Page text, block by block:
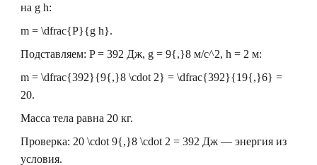
на g h:
m = \dfrac{P}{g h}.
Подставляем: P = 392 Дж, g = 9{,}8 м/с^2, h = 2 м:
m = \dfrac{392}{9{,}8 \cdot 2} = \dfrac{392}{19{,}6} =
20.
Масса тела равна 20 кг.
Проверка: 20 \cdot 9{,}8 \cdot 2 = 392 Дж — энергия из
условия.